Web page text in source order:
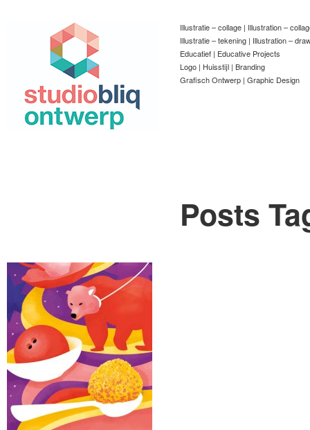
Illustratie – collage | Illustration –
Illustratie – tekening | Illustration –
Educatief | Educative Projects
Logo | Huisstijl | Branding
Grafisch Ontwerp | Graphic Design
Posts